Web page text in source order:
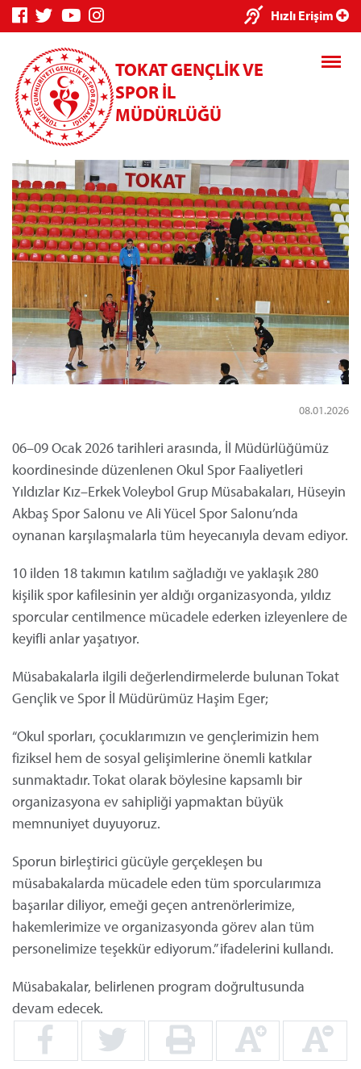
Hızlı Erişim
TOKAT GENÇLİK VE
SPOR İL
MÜDÜRLÜĞÜ
08.01.2026
06–09 Ocak 2026 tarihleri arasında, İl Müdürlüğümüz
koordinesinde düzenlenen Okul Spor Faaliyetleri
Yıldızlar Kız–Erkek Voleybol Grup Müsabakaları, Hüseyin
Akbaş Spor Salonu ve Ali Yücel Spor Salonu’nda
oynanan karşılaşmalarla tüm heyecanıyla devam ediyor.
10 ilden 18 takımın katılım sağladığı ve yaklaşık 280
kişilik spor kafilesinin yer aldığı organizasyonda, yıldız
sporcular centilmence mücadele ederken izleyenlere de
keyifli anlar yaşatıyor.
Müsabakalarla ilgili değerlendirmelerde bulunan Tokat
Gençlik ve Spor İl Müdürümüz Haşim Eger;
“Okul sporları, çocuklarımızın ve gençlerimizin hem
fiziksel hem de sosyal gelişimlerine önemli katkılar
sunmaktadır. Tokat olarak böylesine kapsamlı bir
organizasyona ev sahipliği yapmaktan büyük
memnuniyet duyuyoruz.
Sporun birleştirici gücüyle gerçekleşen bu
müsabakalarda mücadele eden tüm sporcularımıza
başarılar diliyor, emeği geçen antrenörlerimize,
hakemlerimize ve organizasyonda görev alan tüm
personelimize teşekkür ediyorum.” ifadelerini kullandı.
Müsabakalar, belirlenen program doğrultusunda
devam edecek.
×
Genç Bilgi
Sistemi
Spor Bilgi
Sistemi
Kredi/Yurt
İşlemleri
Kredi/Yurt E-
Ödeme